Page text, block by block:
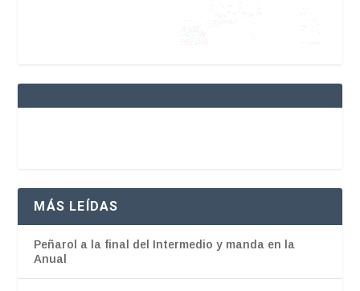
MÁS LEÍDAS
Peñarol a la final del Intermedio y manda en la
Anual